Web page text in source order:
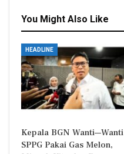
You Might Also Like
HEADLINE
Kepala BGN Wanti—Wanti
SPPG Pakai Gas Melon,